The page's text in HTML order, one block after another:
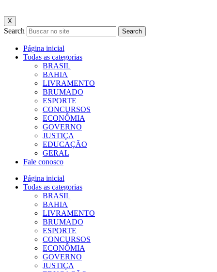
X
Search Search
Página inicial
Todas as categorias
BRASIL
BAHIA
LIVRAMENTO
BRUMADO
ESPORTE
CONCURSOS
ECONÔMIA
GOVERNO
JUSTIÇA
EDUCAÇÃO
GERAL
Fale conosco
Página inicial
Todas as categorias
BRASIL
BAHIA
LIVRAMENTO
BRUMADO
ESPORTE
CONCURSOS
ECONÔMIA
GOVERNO
JUSTIÇA